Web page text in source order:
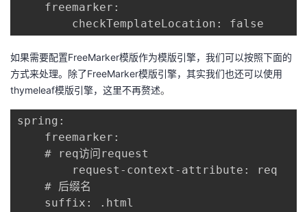
		checkTemplateLocation: false
如果需要配置FreeMarker模版作为模版引擎，我们可以按照下面的
方式来处理。除了FreeMarker模版引擎，其实我们也还可以使用
thymeleaf模版引擎，这里不再赘述。
spring:
    suffix: .html